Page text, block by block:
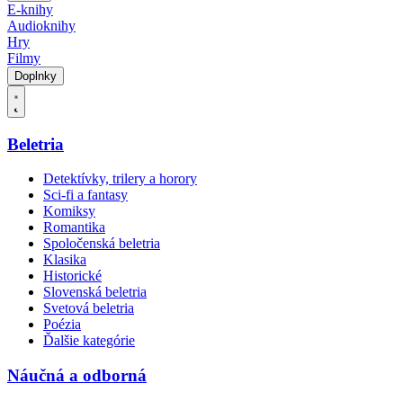
E-knihy
Audioknihy
Hry
Filmy
Doplnky
Beletria
Detektívky, trilery a horory
Sci-fi a fantasy
Komiksy
Romantika
Spoločenská beletria
Klasika
Historické
Slovenská beletria
Svetová beletria
Poézia
Ďalšie kategórie
Náučná a odborná